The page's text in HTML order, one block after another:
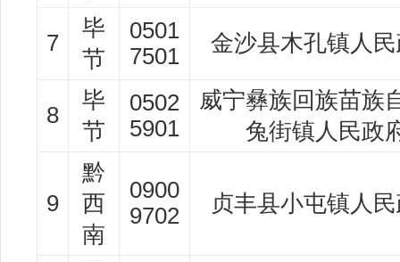
7
毕
节
0501
7501
金沙县木孔镇人
8
毕
节
0502
5901
威宁彝族回族苗族
兔街镇人民政
9
黔
西
南
0900
9702
贞丰县小屯镇人